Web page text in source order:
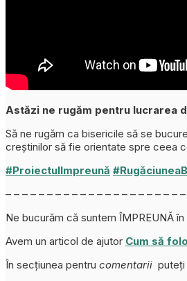
Astăzi ne rugăm pentru lucrarea
Să ne rugăm ca bisericile să se
creștinilor să fie orientate spre ceea
#ProiectulImpreună
– – – – – – – – – – – – – – – – – – – – –
Ne bucurăm că suntem ÎMPREUNĂ
Avem un articol de ajutor Cum să
În secțiunea pentru comentarii puteți